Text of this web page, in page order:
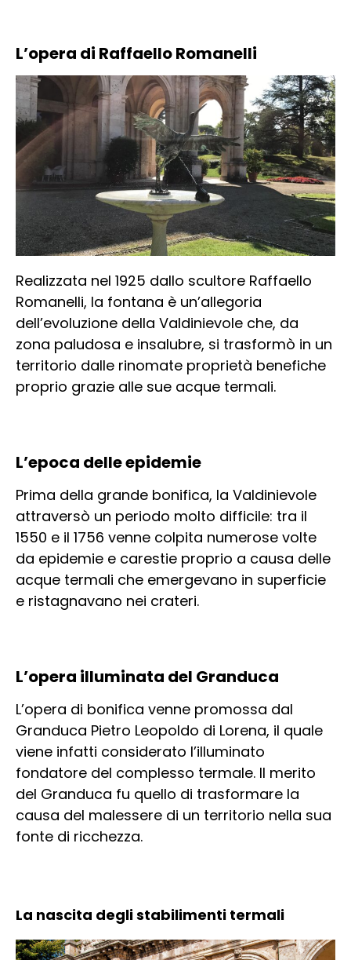
L’opera di Raffaello Romanelli
Realizzata nel 1925 dallo scultore Raffaello
Romanelli, la fontana è un’allegoria
dell’evoluzione della Valdinievole che, da
zona paludosa e insalubre, si trasformò in un
territorio dalle rinomate proprietà benefiche
proprio grazie alle sue acque termali.
L’epoca delle epidemie
Prima della grande bonifica, la Valdinievole
attraversò un periodo molto difficile: tra il
1550 e il 1756 venne colpita numerose volte
da epidemie e carestie proprio a causa delle
acque termali che emergevano in superficie
e ristagnavano nei crateri.
L’opera illuminata del Granduca
L’opera di bonifica venne promossa dal
Granduca Pietro Leopoldo di Lorena, il quale
viene infatti considerato l’illuminato
fondatore del complesso termale. Il merito
del Granduca fu quello di trasformare la
causa del malessere di un territorio nella sua
fonte di ricchezza.
La nascita degli stabilimenti termali